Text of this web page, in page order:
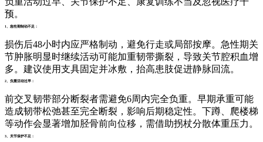
预。
1、急性期制动不足：
损伤后48小时内应严格制动，避免行走或局部按摩。急性期关
节肿胀明显时继续活动可能加重韧带撕裂，导致关节腔积血增
多。建议使用支具固定并冰敷，抬高患肢促进静脉回流。
2、负重活动过早：
前交叉韧带部分断裂者需避免6周内完全负重。早期承重可能
造成韧带松弛甚至完全断裂，影响后期稳定性。下蹲、爬楼梯
等动作会显著增加胫骨前向位移，需借助拐杖分散体重压力。
3、关节保护不足：